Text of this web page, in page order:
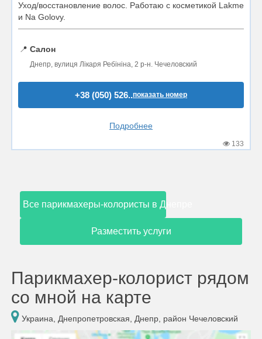
Уход/восстановление волос. Работаю с косметикой Lakme
и Na Golovy.
📍 Салон
Днепр, вулиця Лікаря Ребініна, 2 р-н. Чечеловский
+38 (050) 526..показать номер
Подробнее
133
Все парикмахеры-колористы в Днепре
Разместить услуги
Парикмахер-колорист рядом
со мной на карте
Украина, Днепропетровская, Днепр, район Чечеловский